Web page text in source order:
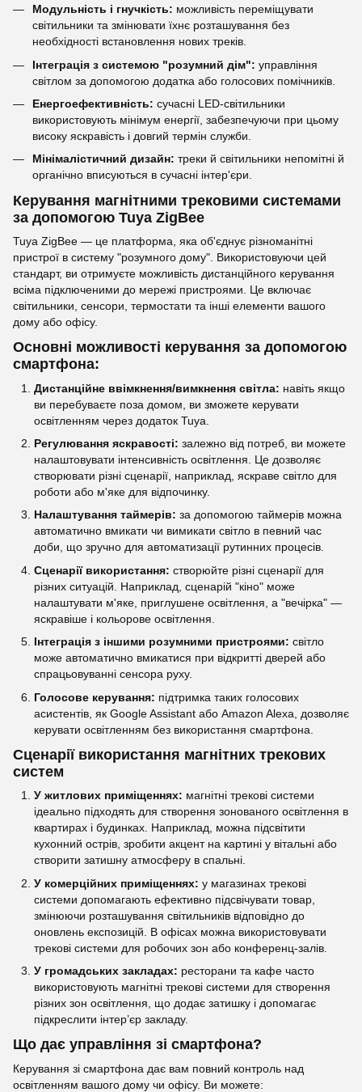
Модульність і гнучкість: можливість переміщувати
світильники та змінювати їхнє розташування без
необхідності встановлення нових треків.
Інтеграція з системою "розумний дім": управління
світлом за допомогою додатка або голосових помічників.
Енергоефективність: сучасні LED-світильники
використовують мінімум енергії, забезпечуючи при цьому
високу яскравість і довгий термін служби.
Мінімалістичний дизайн: треки й світильники непомітні й
органічно вписуються в сучасні інтер'єри.
Керування магнітними трековими системами
за допомогою Tuya ZigBee
Tuya ZigBee — це платформа, яка об'єднує різноманітні
пристрої в систему "розумного дому". Використовуючи цей
стандарт, ви отримуєте можливість дистанційного керування
всіма підключеними до мережі пристроями. Це включає
світильники, сенсори, термостати та інші елементи вашого
дому або офісу.
Основні можливості керування за допомогою
смартфона:
Дистанційне ввімкнення/вимкнення світла: навіть якщо
ви перебуваєте поза домом, ви зможете керувати
освітленням через додаток Tuya.
Регулювання яскравості: залежно від потреб, ви можете
налаштовувати інтенсивність освітлення. Це дозволяє
створювати різні сценарії, наприклад, яскраве світло для
роботи або м'яке для відпочинку.
Налаштування таймерів: за допомогою таймерів можна
автоматично вмикати чи вимикати світло в певний час
доби, що зручно для автоматизації рутинних процесів.
Сценарії використання: створюйте різні сценарії для
різних ситуацій. Наприклад, сценарій "кіно" може
налаштувати м'яке, приглушене освітлення, а "вечірка" —
яскравіше і кольорове освітлення.
Інтеграція з іншими розумними пристроями: світло
може автоматично вмикатися при відкритті дверей або
спрацьовуванні сенсора руху.
Голосове керування: підтримка таких голосових
асистентів, як Google Assistant або Amazon Alexa, дозволяє
керувати освітленням без використання смартфона.
Сценарії використання магнітних трекових
систем
У житлових приміщеннях: магнітні трекові системи
ідеально підходять для створення зонованого освітлення в
квартирах і будинках. Наприклад, можна підсвітити
кухонний острів, зробити акцент на картині у вітальні або
створити затишну атмосферу в спальні.
У комерційних приміщеннях: у магазинах трекові
системи допомагають ефективно підсвічувати товар,
змінюючи розташування світильників відповідно до
оновлень експозицій. В офісах можна використовувати
трекові системи для робочих зон або конференц-залів.
У громадських закладах: ресторани та кафе часто
використовують магнітні трекові системи для створення
різних зон освітлення, що додає затишку і допомагає
підкреслити інтер’єр закладу.
Що дає управління зі смартфона?
Керування зі смартфона дає вам повний контроль над
освітленням вашого дому чи офісу. Ви можете: